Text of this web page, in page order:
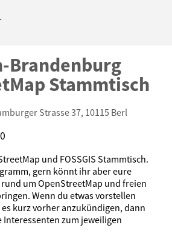
Brandenburg
Stammtisch
Strasse 37, 10115 Berl
und FOSSGIS Stammtisch.
gern könnt ihr aber eure
um OpenStreetMap und freien
Wenn du etwas vorstellen
kurz vorher anzukündigen, dann
zum jeweiligen